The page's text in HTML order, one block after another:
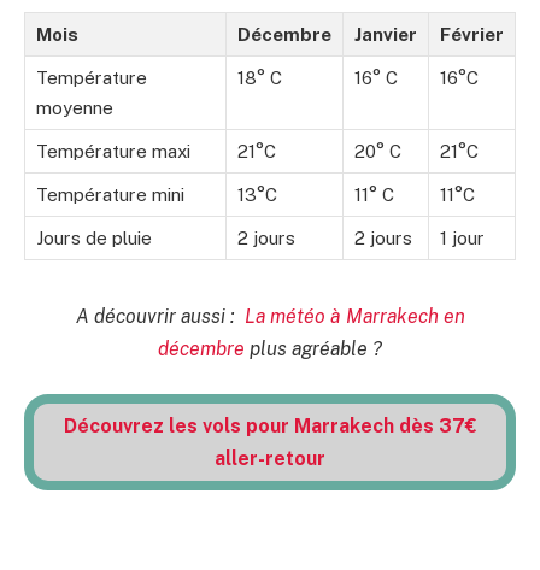
Mois Décembre Janvier Février
Température
moyenne
18° C 16° C 16°C
Température maxi 21°C 20° C 21°C
Température mini 13°C 11° C 11°C
Jours de pluie 2 jours 2 jours 1 jour
A découvrir aussi : La météo à Marrakech en
décembre plus agréable ?
Découvrez les vols pour Marrakech dès 37€
aller-retour